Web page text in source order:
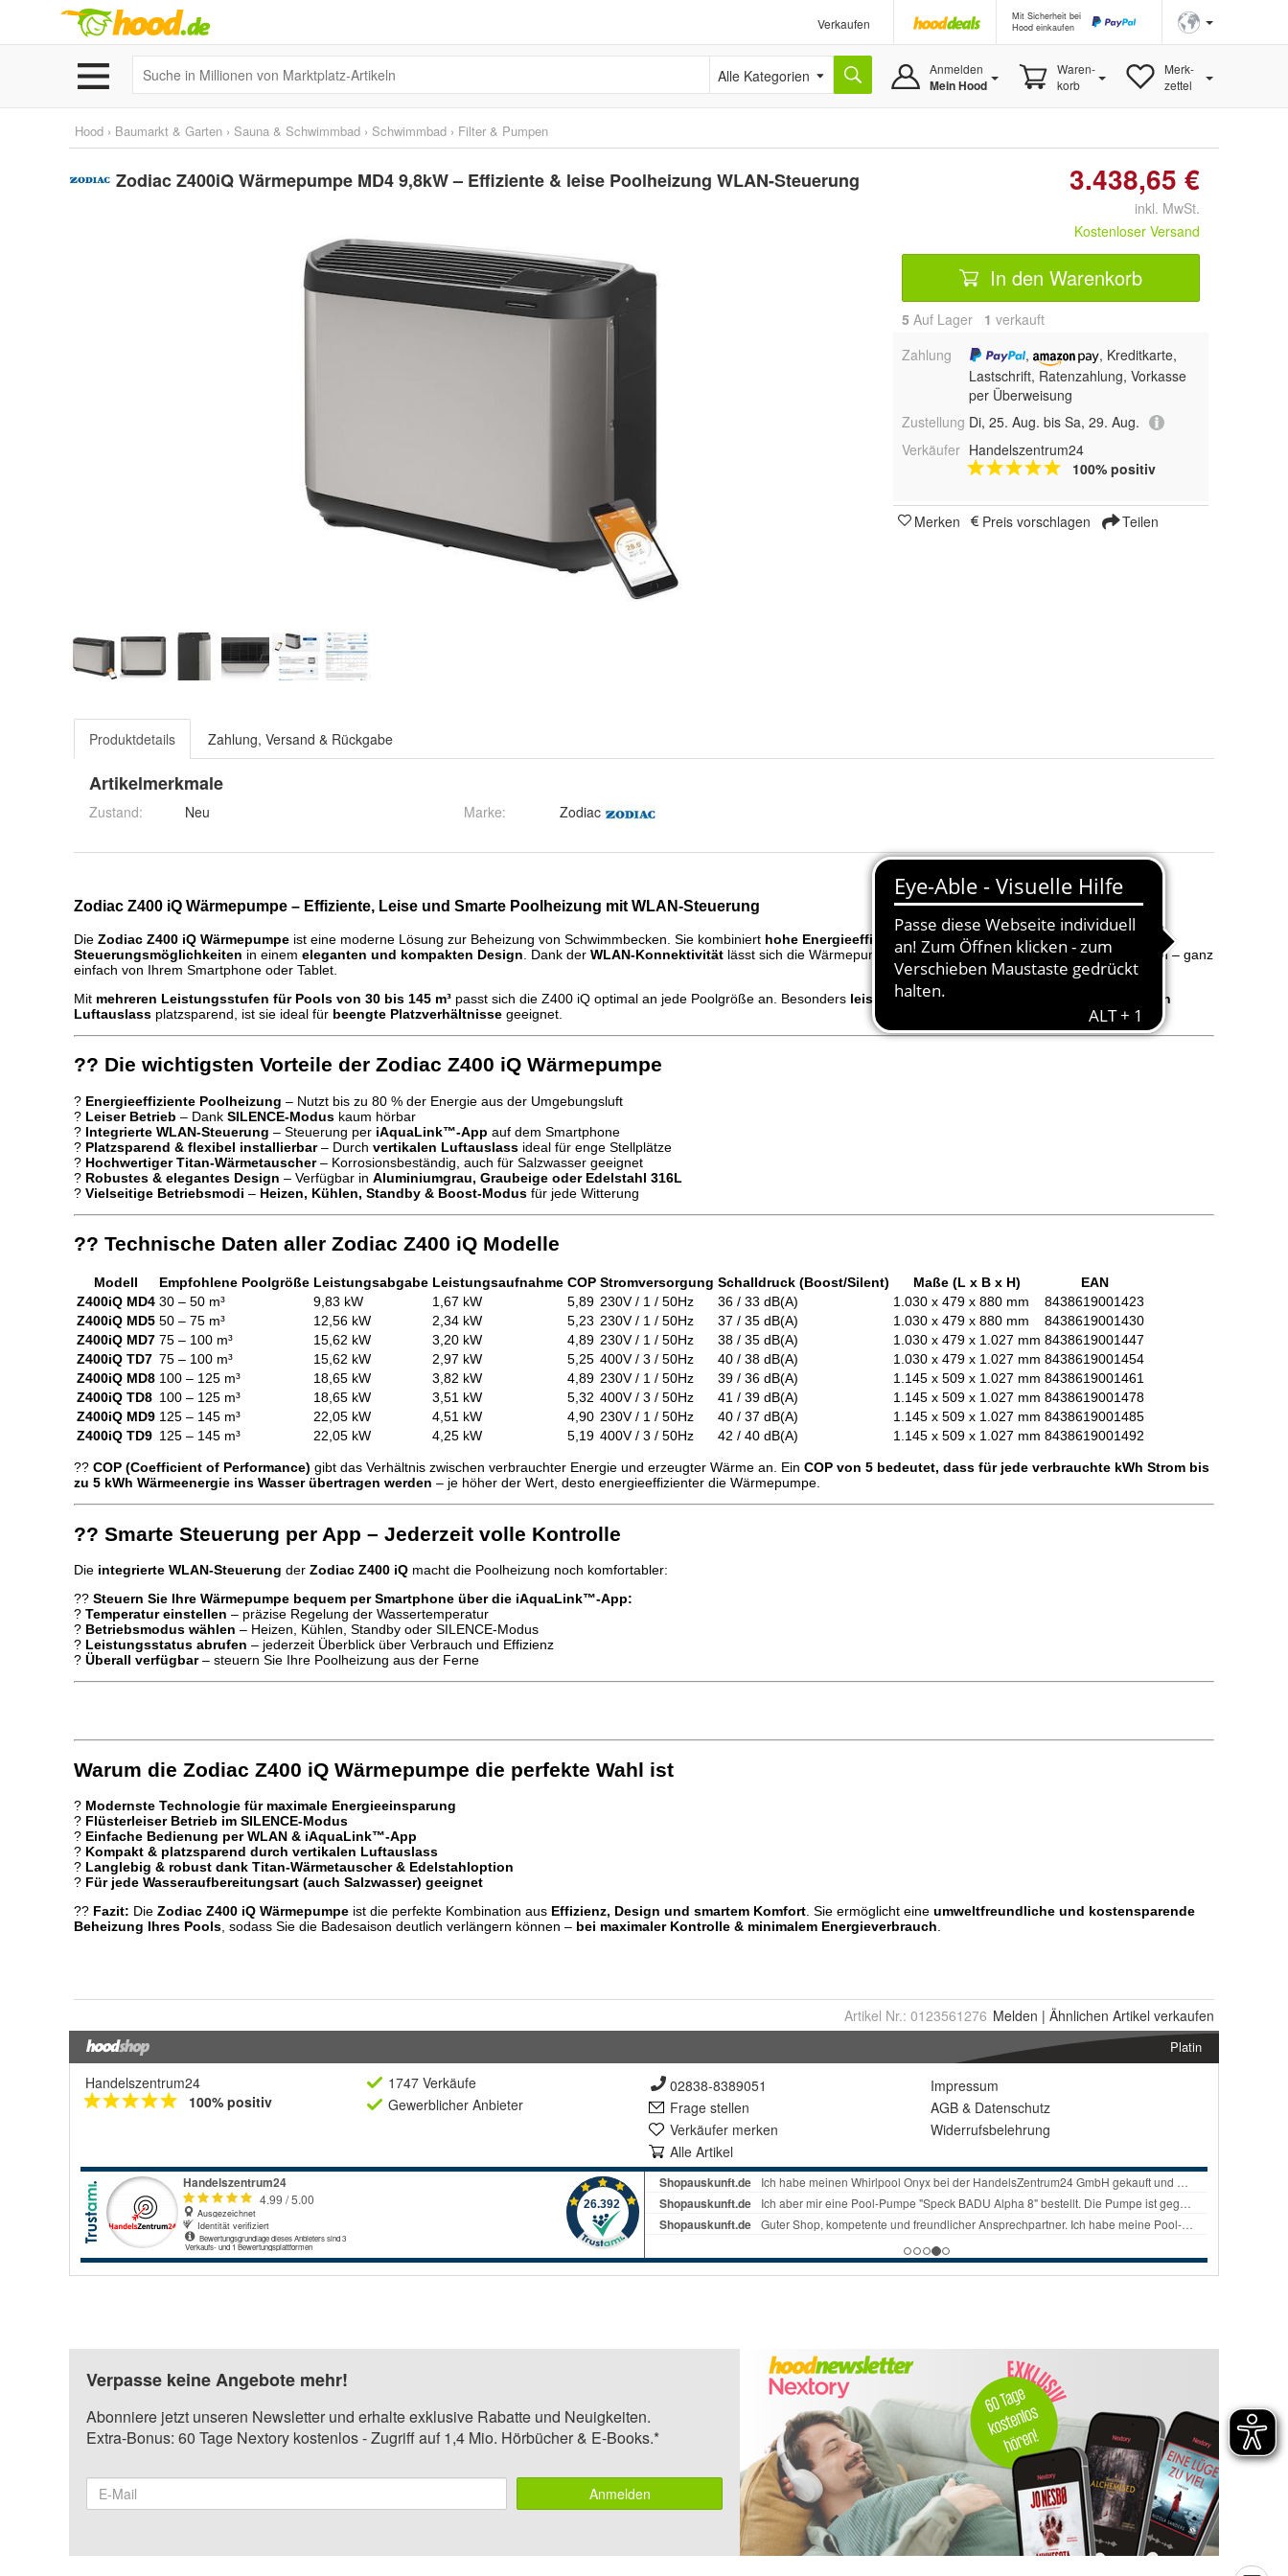
Verkaufen
Mit Sicherheit bei
Hood einkaufen
Alle Kategorien Anmelden
Mein Hood
Waren-
korb
Merk-
zettel
Hood › Baumarkt & Garten › Sauna & Schwimmbad › Schwimmbad › Filter & Pumpen
Zodiac Z400iQ Wärmepumpe MD4 9,8kW – Effiziente & leise Poolheizung WLAN-Steuerung 3.438,65 €
inkl. MwSt.
Kostenloser Versand
In den Warenkorb
5 Auf Lager 1 verkauft
Zahlung
,
, Kreditkarte,
Lastschrift, Ratenzahlung, Vorkasse
per Überweisung
Zustellung Di, 25. Aug. bis Sa, 29. Aug.
Verkäufer Handelszentrum24
100% positiv
Merken Preis vorschlagen Teilen
Produktdetails Zahlung, Versand & Rückgabe
Artikelmerkmale
Zustand: Neu Marke: Zodiac
Artikel Nr.: 0123561276 Melden | Ähnlichen Artikel verkaufen
Platin
Handelszentrum24
100% positiv
1747 Verkäufe
Gewerblicher Anbieter
02838-8389051
Frage stellen
Verkäufer merken
Alle Artikel
Impressum
AGB & Datenschutz
Widerrufsbelehrung
Verpasse keine Angebote mehr!
Abonniere jetzt unseren Newsletter und erhalte exklusive Rabatte und Neuigkeiten.
Extra-Bonus: 60 Tage Nextory kostenlos - Zugriff auf 1,4 Mio. Hörbücher & E-Books.*
Anmelden